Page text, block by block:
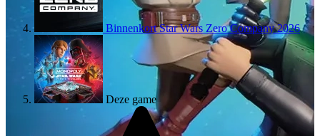
Binnenkort Star Wars Zero Company2026
Deze game